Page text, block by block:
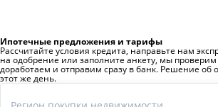
Ипотечные предложения и тарифы
Рассчитайте условия кредита, направьте нам
на одобрение или заполните анкету, мы
доработаем и отправим сразу в банк. Решение об
этот же день.